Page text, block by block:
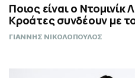
Ποιος είναι ο Ντομινίκ
Κροάτες συνδέουν με
ΓΙΑΝΝΗΣ ΝΙΚΟΛΟΠΟΥΛΟΣ